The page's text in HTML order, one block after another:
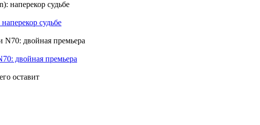
судьбе
двойная премьера
оставит